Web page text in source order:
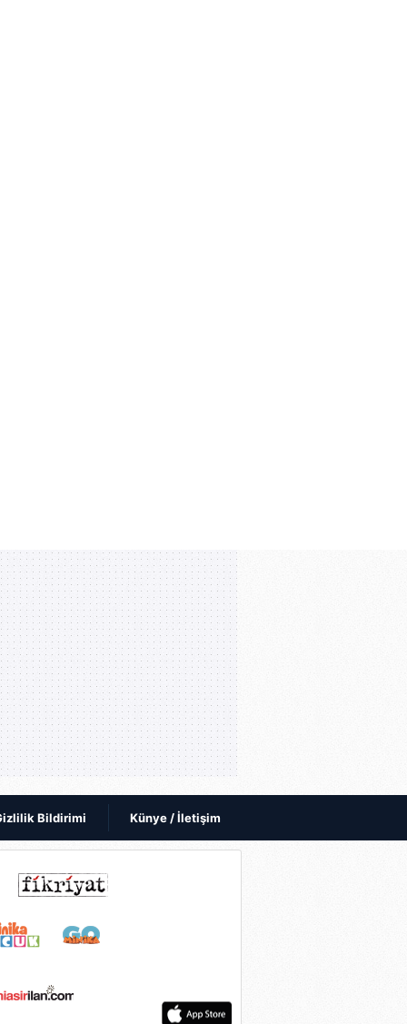
Bildirimi Künye / İletişim